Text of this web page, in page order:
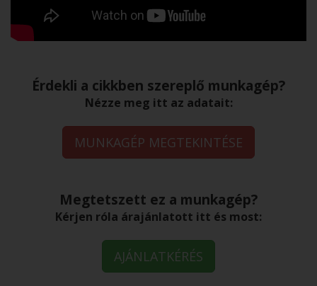
Érdekli a cikkben szereplő munkagép?
Nézze meg itt az adatait:
MUNKAGÉP MEGTEKINTÉSE
Megtetszett ez a munkagép?
Kérjen róla árajánlatott itt és most:
AJÁNLATKÉRÉS